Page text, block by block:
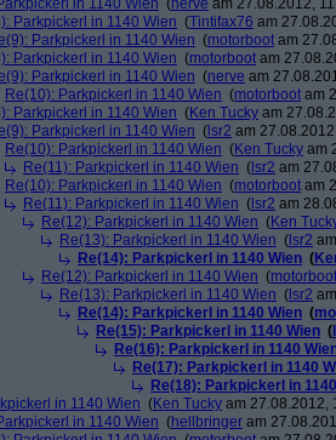
in 1140 Wien ( nerve am 27.08.2012,
Parkpickerl in 1140 Wien (Tintifax76 am
Parkpickerl in 1140 Wien (motorboot am
Parkpickerl in 1140 Wien (motorboot am
Parkpickerl in 1140 Wien (nerve am
Re(10): Parkpickerl in 1140 Wien (motorboot am
Parkpickerl in 1140 Wien (Ken Tucky am
Parkpickerl in 1140 Wien ( lsr2 am
Re(10): Parkpickerl in 1140 Wien (Ken Tucky am
Re(11): Parkpickerl in 1140 Wien ( lsr2 am
Re(10): Parkpickerl in 1140 Wien (motorboot am
Re(11): Parkpickerl in 1140 Wien ( lsr2 am
Re(12): Parkpickerl in 1140 Wien (Ken
Re(13): Parkpickerl in 1140 Wien ( lsr2
Re(14): Parkpickerl in 1140 Wien (
Re(12): Parkpickerl in 1140 Wien (motorboot
Re(13): Parkpickerl in 1140 Wien ( lsr2
Re(14): Parkpickerl in 1140 Wien (
Re(15): Parkpickerl in 1140 Wien (
Re(16): Parkpickerl in 1140
Re(17): Parkpickerl in 1140
Re(18): Parkpickerl in
in 1140 Wien (Ken Tucky am 27.08.2012,
in 1140 Wien (hellbringer am